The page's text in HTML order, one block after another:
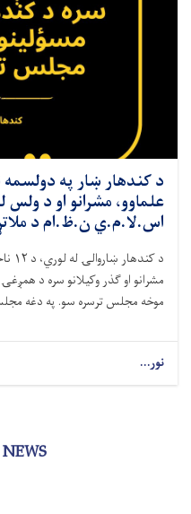
د کندهار ښار په دولسمه
علماوو، مشرانو او د
اس.لا.م.ي ن.ظ.ام د
د
مشرانو او ګذر وکیلانو سره د
موخه مجلس ترسره سو. په دغه
نور...